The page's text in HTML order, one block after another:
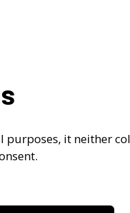
la sociedad, BILBAO
FUNDAZIOA;
VITAL-VITAL
purposes, it neither